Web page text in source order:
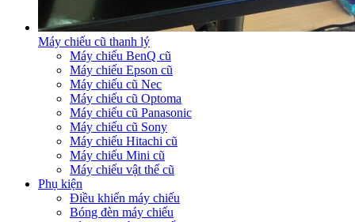
Máy chiếu cũ thanh lý
Máy chiếu BenQ cũ
Máy chiếu Epson cũ
Máy chiếu cũ Nec
Máy chiếu cũ Optoma
Máy chiếu cũ Panasonic
Máy chiếu cũ Sony
Máy chiếu Hitachi cũ
Máy chiếu Mini cũ
Máy chiếu vật thể cũ
Phụ kiện
Điều khiển máy chiếu
Bóng đèn máy chiếu